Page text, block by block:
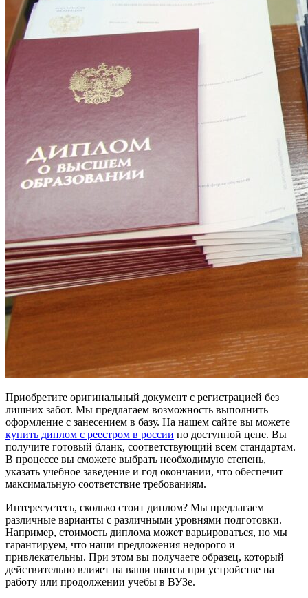
Приобретите оригинальный документ с регистрацией без
лишних забот. Мы предлагаем возможность выполнить
оформление с занесением в базу. На нашем сайте вы можете
купить диплом с реестром в россии по доступной цене. Вы
получите готовый бланк, соответствующий всем стандартам.
В процессе вы сможете выбрать необходимую степень,
указать учебное заведение и год окончании, что обеспечит
максимальную соответствие требованиям.
Интересуетесь, сколько стоит диплом? Мы предлагаем
различные варианты с различными уровнями подготовки.
Например, стоимость диплома может варьироваться, но мы
гарантируем, что наши предложения недорого и
привлекательны. При этом вы получаете образец, который
действительно влияет на ваши шансы при устройстве на
работу или продолжении учебы в ВУЗе.